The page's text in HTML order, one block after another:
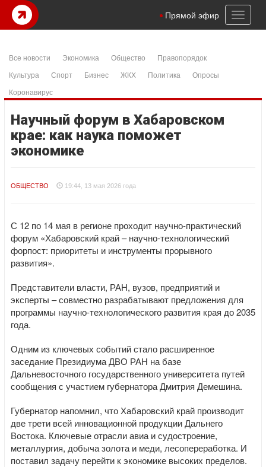
Toggle
Прямой эфир
Все новости Экономика Общество
Правопорядок
Культура
Спорт Бизнес ЖКХ Политика
Опросы
Коронавирус
Научный форум в Хабаровском
крае: как наука поможет
экономике
ОБЩЕСТВО 19:44, 13 мая 2026 года
С 12 по 14 мая в регионе проходит научно-практический
форум «Хабаровский край – научно-технологический
форпост: приоритеты и инструменты прорывного
развития».
Представители власти, РАН, вузов, предприятий и
эксперты – совместно разрабатывают предложения для
программы научно-технологического развития края до 2035
года.
Одним из ключевых событий стало расширенное
заседание Президиума ДВО РАН на базе
Дальневосточного государственного университета путей
сообщения с участием губернатора Дмитрия Демешина.
Губернатор напомнил, что Хабаровский край производит
две трети всей инновационной продукции Дальнего
Востока. Ключевые отрасли авиа и судостроение,
металлургия, добыча золота и меди, лесопереработка. И
поставил задачу перейти к экономике высоких пределов.